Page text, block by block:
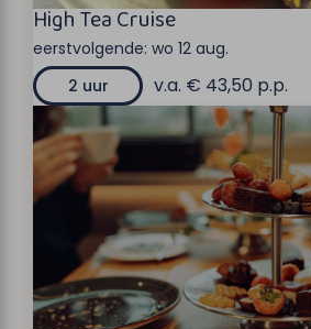
High Tea Cruise
eerstvolgende: wo 12 aug.
2 uur
v.a. € 43,50 p.p.